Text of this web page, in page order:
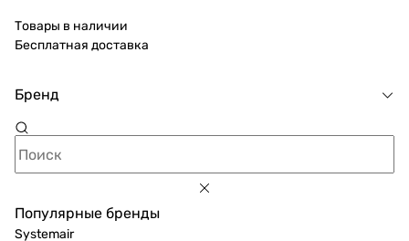
Товары в наличии
Бесплатная доставка
Бренд
Популярные бренды
Systemair